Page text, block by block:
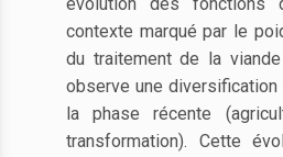
contexte marqué par le
du traitement de la
observe une
la phase récente
transformation). Cette